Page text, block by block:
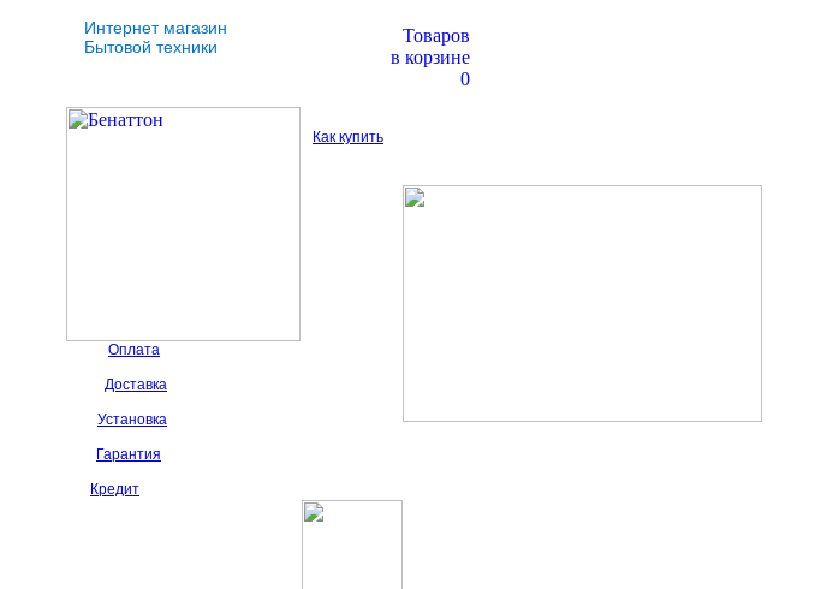
Интернет магазин
Бытовой техники
Товаров
в корзине
0
Как купить
Оплата
Доставка
Установка
Гарантия
Кредит